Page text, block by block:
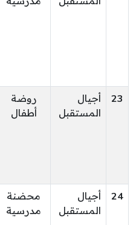
23
أجيال
المستقبل
روضة
أطفال
24
أجيال
المستقبل
محضنة
مدرسية